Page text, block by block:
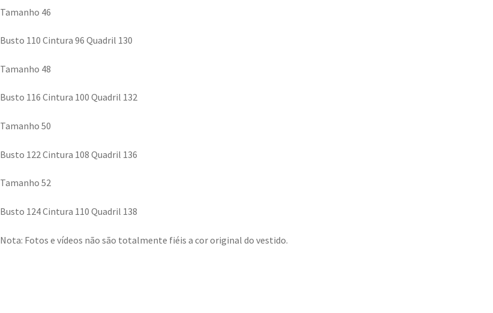
Tamanho 46
Busto 110 Cintura 96 Quadril 130
Tamanho 48
Busto 116 Cintura 100 Quadril 132
Tamanho 50
Busto 122 Cintura 108 Quadril 136
Tamanho 52
Busto 124 Cintura 110 Quadril 138
Nota: Fotos e vídeos não são totalmente fiéis a cor original do vestido.